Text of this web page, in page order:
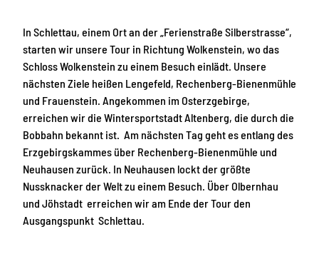
In Schlettau, einem Ort an der „Ferienstraße Silberstrasse“,
starten wir unsere Tour in Richtung Wolkenstein, wo das
Schloss Wolkenstein zu einem Besuch einlädt. Unsere
nächsten Ziele heißen Lengefeld, Rechenberg-Bienenmühle
und Frauenstein. Angekommen im Osterzgebirge,
erreichen wir die Wintersportstadt Altenberg, die durch die
Bobbahn bekannt ist. Am nächsten Tag geht es entlang des
Erzgebirgskammes über Rechenberg-Bienenmühle und
Neuhausen zurück. In Neuhausen lockt der größte
Nussknacker der Welt zu einem Besuch. Über Olbernhau
und Jöhstadt erreichen wir am Ende der Tour den
Ausgangspunkt Schlettau.